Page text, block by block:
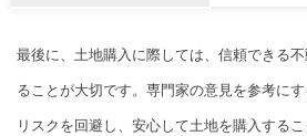
最後に、土地購入に際しては、信頼できる
ることが大切です。専門家の意見を参考に
リスクを回避し、安心して土地を購入する